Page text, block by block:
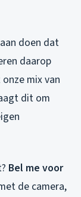
doen dat
daarop
mix van
dit om
Bel me voor
de camera,